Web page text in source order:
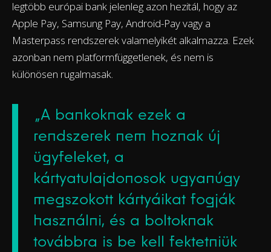
legtöbb európai bank jelenleg azon hezitál, hogy az
Apple Pay, Samsung Pay, Android-Pay vagy a
Masterpass rendszerek valamelyikét alkalmazza. Ezek
azonban nem platformfüggetlenek, és nem is
különösen rugalmasak.
„A bankoknak ezek a
rendszerek nem hoznak új
ügyfeleket, a
kártyatulajdonosok ugyanúgy
megszokott kártyáikat fogják
használni, és a boltoknak
továbbra is be kell fektetniük